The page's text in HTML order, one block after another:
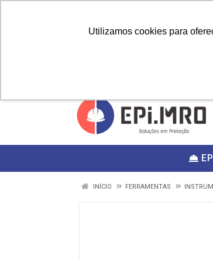
Utilizamos cookies para
INÍCIO FERRAMENTAS